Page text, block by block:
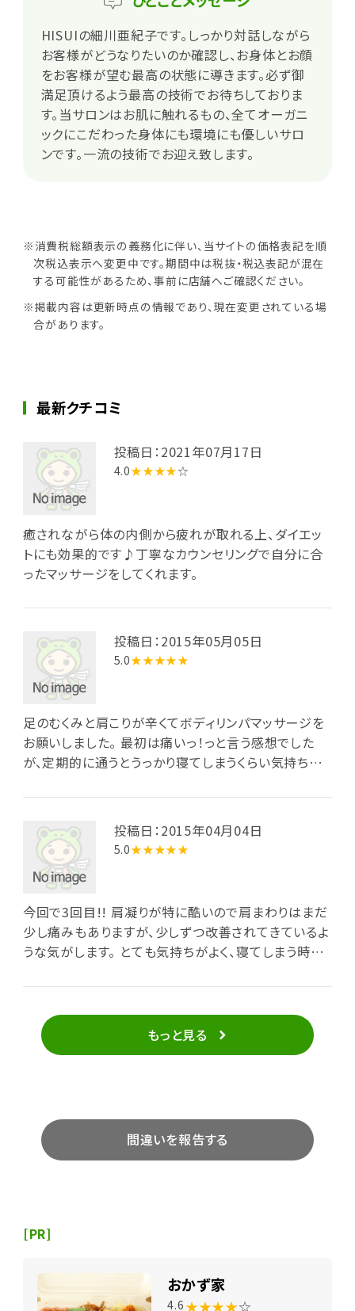
HISUIの細川亜紀子です。しっかり対話しながら
お客様がどうなりたいのか確認し、お身体とお顔
をお客様が望む最高の状態に導きます。必ず御
満足頂けるよう最高の技術でお待ちしておりま
す。当サロンはお肌に触れるもの、全てオーガニ
ックにこだわった身体にも環境にも優しいサロ
ンです。一流の技術でお迎え致します。
※消費税総額表示の義務化に伴い、当サイトの価格表記を順
次税込表示へ変更中です。期間中は税抜・税込表記が混在
する可能性があるため、事前に店舗へご確認ください。
※掲載内容は更新時点の情報であり、現在変更されている場
合があります。
最新クチコミ
投稿日：2021年07月17日
4.0★★★★☆
癒されながら体の内側から疲れが取れる上、ダイエッ
トにも効果的です♪丁寧なカウンセリングで自分に合
ったマッサージをしてくれます。
投稿日：2015年05月05日
5.0★★★★★
足のむくみと肩こりが辛くてボディリンパマッサージを
お願いしました。 最初は痛いっ！っと言う感想でした
が、定期的に通うとうっかり寝てしまうくらい気持ちい
改善、足のむくみも減ってきました。これからも通いた
いと思います‼︎
投稿日：2015年04月04日
5.0★★★★★
今回で3回目!! 肩凝りが特に酷いので肩まわりはまだ
少し痛みもありますが、少しずつ改善されてきているよ
うな気がします。 とても気持ちがよく、寝てしまう時も
う感じです。 マッサージ後は身体が軽くなるし、こうし
たら良くなりますよ♪などとアドバイスもしてくれて、ハ
ーブティーとお菓子まで！！ アロマの香りにも癒され、
とても素敵な時間を過ごせます(*´∀`)♪
もっと見る
間違いを報告する
[PR]
おかず家
4.6 ★★★★☆